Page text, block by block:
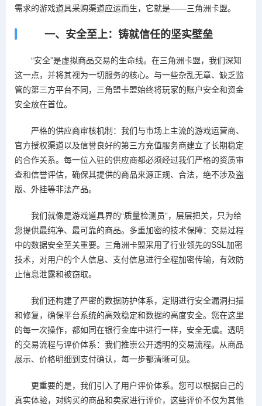
需求的游戏道具采购渠道应运而生，它就是——三角洲卡盟。
一、安全至上：铸就信任的坚实壁垒
“安全”是虚拟商品交易的生命线。在三角洲卡盟，我们深知
这一点，并将其视为一切服务的核心。与一些杂乱无章、缺乏监
管的第三方平台不同，三角盟卡盟始终将玩家的账户安全和资金
安全放在首位。
严格的供应商审核机制：我们与市场上主流的游戏运营商、
官方授权渠道以及信誉良好的第三方充值服务商建立了长期稳定
的合作关系。每一位入驻的供应商都必须经过我们严格的资质审
查和信誉评估，确保其提供的商品来源正规、合法，绝不涉及盗
版、外挂等非法产品。
我们就像是游戏道具界的“质量检测员”，层层把关，只为给
您提供最纯净、最可靠的商品。多重加密的技术保障：交易过程
中的数据安全至关重要。三角洲卡盟采用了行业领先的SSL加密
技术，对用户的个人信息、支付信息进行全程加密传输，有效防
止信息泄露和被窃取。
我们还构建了严密的数据防护体系，定期进行安全漏洞扫描
和修复，确保平台系统的高效稳定和数据的高度安全。您在这里
的每一次操作，都如同在银行金库中进行一样，安全无虞。透明
的交易流程与评价体系：我们推崇公开透明的交易流程。从商品
展示、价格明细到支付确认，每一步都清晰可见。
更重要的是，我们引入了用户评价体系。您可以根据自己的
真实体验，对购买的商品和卖家进行评价，这些评价不仅为其他